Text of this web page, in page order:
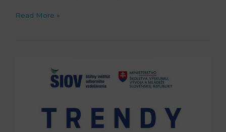
Read More »
ODBORNOM
DECEMBER